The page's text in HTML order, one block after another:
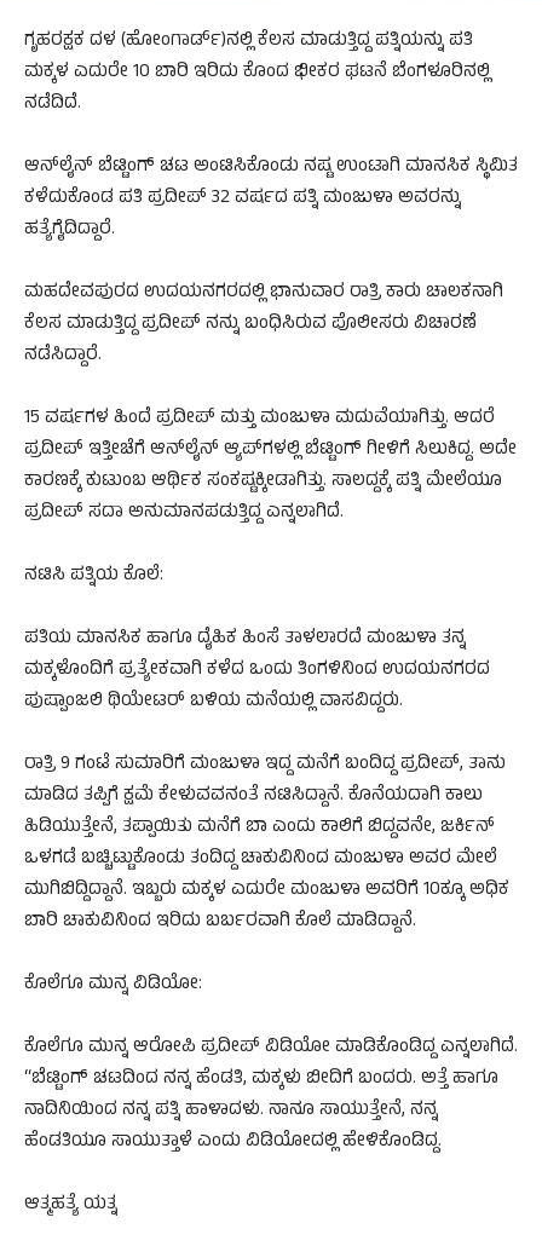
ಗೃಹರಕ್ಷಕ ದಳ (ಹೋಂಗಾರ್ಡ್)ನಲ್ಲಿ ಕೆಲಸ ಮಾಡುತ್ತಿದ್ದ ಪತ್ನಿಯನ್ನು ಪತಿ
ಮಕ್ಕಳ ಎದುರೇ 10 ಬಾರಿ ಇರಿದು ಕೊಂದ ಭೀಕರ ಘಟನೆ ಬೆಂಗಳೂರಿನಲ್ಲಿ
ನಡೆದಿದೆ.
ಆನ್‌ಲೈನ್ ಬೆಟ್ಟಿಂಗ್ ಚಟ ಅಂಟಿಸಿಕೊಂಡು ನಷ್ಟ ಉಂಟಾಗಿ ಮಾನಸಿಕ ಸ್ಥಿಮಿತ
ಕಳೆದುಕೊಂಡ ಪತಿ ಪ್ರದೀಪ್ 32 ವರ್ಷದ ಪತ್ನಿ ಮಂಜುಳಾ ಅವರನ್ನು
ಹತ್ಯೆಗೈದಿದ್ದಾರೆ.
ಮಹದೇವಪುರದ ಉದಯನಗರದಲ್ಲಿ ಭಾನುವಾರ ರಾತ್ರಿ ಕಾರು ಚಾಲಕನಾಗಿ
ಕೆಲಸ ಮಾಡುತ್ತಿದ್ದ ಪ್ರದೀಪ್ ನನ್ನು ಬಂಧಿಸಿರುವ ಪೊಲೀಸರು ವಿಚಾರಣೆ
ನಡೆಸಿದ್ದಾರೆ.
15 ವರ್ಷಗಳ ಹಿಂದೆ ಪ್ರದೀಪ್ ಮತ್ತು ಮಂಜುಳಾ ಮದುವೆಯಾಗಿತ್ತು. ಆದರೆ
ಪ್ರದೀಪ್ ಇತ್ತೀಚೆಗೆ ಆನ್‌ಲೈನ್ ಆ್ಯಪ್‌ಗಳಲ್ಲಿ ಬೆಟ್ಟಿಂಗ್ ಗೀಳಿಗೆ ಸಿಲುಕಿದ್ದ. ಅದೇ
ಕಾರಣಕ್ಕೆ ಕುಟುಂಬ ಆರ್ಥಿಕ ಸಂಕಷ್ಟಕ್ಕೀಡಾಗಿತ್ತು. ಸಾಲದ್ದಕ್ಕೆ ಪತ್ನಿ ಮೇಲೆಯೂ
ಪ್ರದೀಪ್ ಸದಾ ಅನುಮಾನಪಡುತ್ತಿದ್ದ ಎನ್ನಲಾಗಿದೆ.
ನಟಿಸಿ ಪತ್ನಿಯ ಕೊಲೆ:
ಪತಿಯ ಮಾನಸಿಕ ಹಾಗೂ ದೈಹಿಕ ಹಿಂಸೆ ತಾಳಲಾರದೆ ಮಂಜುಳಾ ತನ್ನ
ಮಕ್ಕಳೊಂದಿಗೆ ಪ್ರತ್ಯೇಕವಾಗಿ ಕಳೆದ ಒಂದು ತಿಂಗಳಿನಿಂದ ಉದಯನಗರದ
ಪುಷ್ಪಾಂಜಲಿ ಥಿಯೇಟರ್ ಬಳಿಯ ಮನೆಯಲ್ಲಿ ವಾಸವಿದ್ದರು.
ರಾತ್ರಿ 9 ಗಂಟೆ ಸುಮಾರಿಗೆ ಮಂಜುಳಾ ಇದ್ದ ಮನೆಗೆ ಬಂದಿದ್ದ ಪ್ರದೀಪ್, ತಾನು
ಮಾಡಿದ ತಪ್ಪಿಗೆ ಕ್ಷಮೆ ಕೇಳುವವನಂತೆ ನಟಿಸಿದ್ದಾನೆ. ಕೊನೆಯದಾಗಿ ಕಾಲು
ಹಿಡಿಯುತ್ತೇನೆ, ತಪ್ಪಾಯಿತು ಮನೆಗೆ ಬಾ ಎಂದು ಕಾಲಿಗೆ ಬಿದ್ದವನೇ, ಜರ್ಕಿನ್
ಒಳಗಡೆ ಬಚ್ಚಿಟ್ಟುಕೊಂಡು ತಂದಿದ್ದ ಚಾಕುವಿನಿಂದ ಮಂಜುಳಾ ಅವರ ಮೇಲೆ
ಮುಗಿಬಿದ್ದಿದ್ದಾನೆ. ಇಬ್ಬರು ಮಕ್ಕಳ ಎದುರೇ ಮಂಜುಳಾ ಅವರಿಗೆ 10ಕ್ಕೂ ಅಧಿಕ
ಬಾರಿ ಚಾಕುವಿನಿಂದ ಇರಿದು ಬರ್ಬರವಾಗಿ ಕೊಲೆ ಮಾಡಿದ್ದಾನೆ.
ಕೊಲೆಗೂ ಮುನ್ನ ವಿಡಿಯೋ:
ಕೊಲೆಗೂ ಮುನ್ನ ಆರೋಪಿ ಪ್ರದೀಪ್ ವಿಡಿಯೋ ಮಾಡಿಕೊಂಡಿದ್ದ ಎನ್ನಲಾಗಿದೆ.
“ಬೆಟ್ಟಿಂಗ್ ಚಟದಿಂದ ನನ್ನ ಹೆಂಡತಿ, ಮಕ್ಕಳು ಬೀದಿಗೆ ಬಂದರು. ಅತ್ತೆ ಹಾಗೂ
ನಾದಿನಿಯಿಂದ ನನ್ನ ಪತ್ನಿ ಹಾಳಾದಳು. ನಾನೂ ಸಾಯುತ್ತೇನೆ, ನನ್ನ
ಹೆಂಡತಿಯೂ ಸಾಯುತ್ತಾಳೆ ಎಂದು ವಿಡಿಯೋದಲ್ಲಿ ಹೇಳಿಕೊಂಡಿದ್ದ.
ಆತ್ಮಹತ್ಯೆ ಯತ್ನ